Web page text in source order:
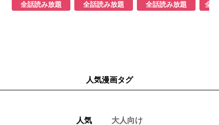
全話読み放題 全話読み放題 全話読み放題 全
人気漫画タグ
人気 大人向け